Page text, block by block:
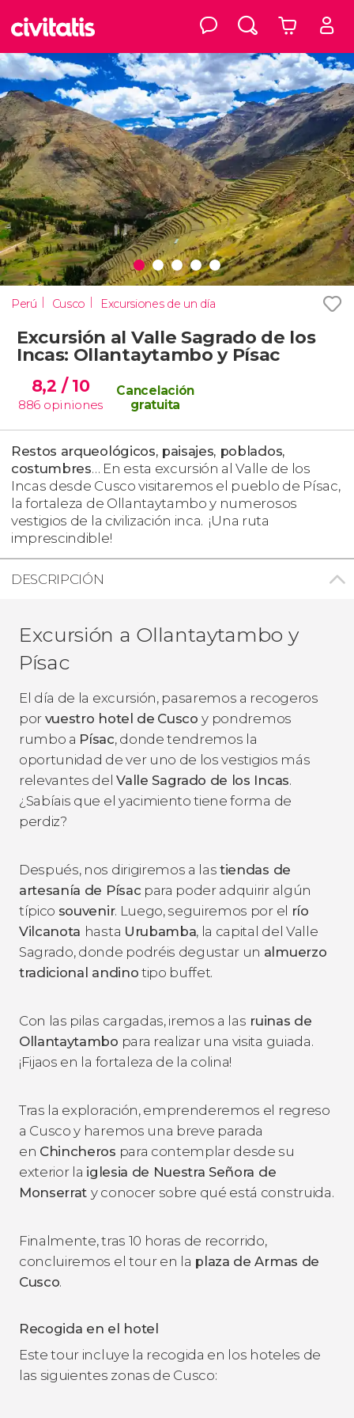
Perú Cusco Excursiones de un día
Excursión al Valle Sagrado de los
Incas: Ollantaytambo y Písac
8,2 / 10
886 opiniones
Cancelación
gratuita
Restos arqueológicos, paisajes, poblados,
costumbres… En esta excursión al Valle de los
Incas desde Cusco visitaremos el pueblo de Písac,
la fortaleza de Ollantaytambo y numerosos
vestigios de la civilización inca. ¡Una ruta
imprescindible!
DESCRIPCIÓN
Excursión a Ollantaytambo y
Písac
El día de la excursión, pasaremos a recogeros
por vuestro hotel de Cuscoy pondremos
rumbo a Písac, donde tendremos la
oportunidad de ver uno de los vestigios más
relevantes delValle Sagrado de los Incas.
¿Sabíais que el yacimiento tiene forma de
perdiz?
Después, nos dirigiremos a lastiendas de
artesanía de Písac para poder adquirir algún
típico souvenir. Luego, seguiremos por el río
Vilcanota hasta Urubamba, la capital del Valle
Sagrado, donde podréis degustar un almuerzo
tradicional andino tipo buffet.
Con las pilas cargadas, iremos a las ruinas de
Ollantaytambo para realizar una visita guiada.
¡Fijaos en la fortaleza de la colina!
Tras la exploración, emprenderemos el regreso
a Cusco y haremos una breve parada
en Chincheros para contemplar desde su
exterior la iglesia de Nuestra Señora de
Monserrat y conocer sobre qué está construida.
Finalmente, tras 10 horas de recorrido,
concluiremos el tour en la plaza de Armas de
Cusco.
Recogida en el hotel
Este tour incluye la recogida en los hoteles de
las siguientes zonas de Cusco: